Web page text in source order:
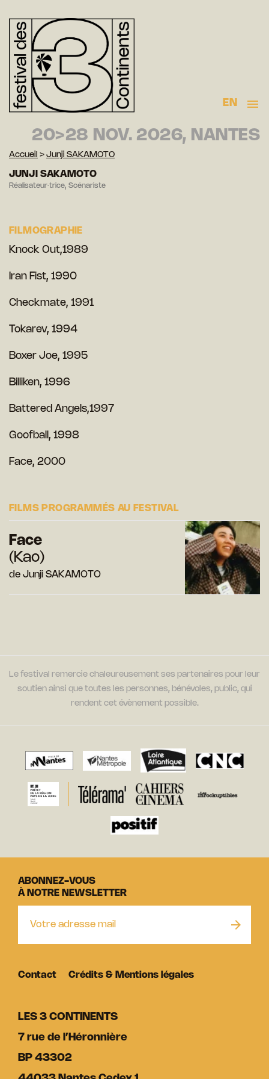
EN
20>28 NOV. 2026, NANTES
Accueil > Junji SAKAMOTO
JUNJI SAKAMOTO
Réalisateur·trice, Scénariste
FILMOGRAPHIE
Knock Out,1989
Iran Fist, 1990
Checkmate, 1991
Tokarev, 1994
Boxer Joe, 1995
Billiken, 1996
Battered Angels,1997
Goofball, 1998
Face, 2000
FILMS PROGRAMMÉS AU FESTIVAL
Face
(Kao)
de Junji SAKAMOTO
Le festival remercie chaleureusement ses partenaires pour leur
soutien ainsi que toutes les personnes, bénévoles, public, qui
rendent cet évènement possible.
LES 3 CONTINENTS
7 rue de l’Héronnière
BP 43302
ABONNEZ-VOUS
À NOTRE NEWSLETTER
Contact Crédits & Mentions légales